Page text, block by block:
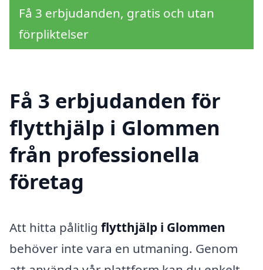
Få 3 erbjudanden, gratis och utan
förpliktelser
Få 3 erbjudanden för
flytthjälp i Glommen
från professionella
företag
Att hitta pålitlig flytthjälp i Glommen
behöver inte vara en utmaning. Genom